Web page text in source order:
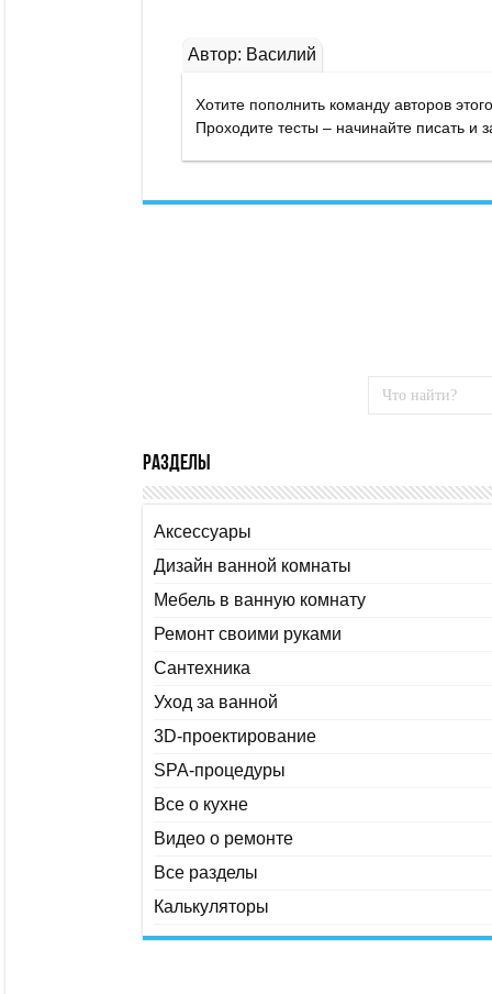
Автор: Василий
Разделы
Аксессуары
Дизайн ванной комнаты
Мебель в ванную комнату
Ремонт своими руками
Сантехника
Уход за ванной
3D-проектирование
SPA-процедуры
Все о кухне
Видео о ремонте
Все разделы
Калькуляторы